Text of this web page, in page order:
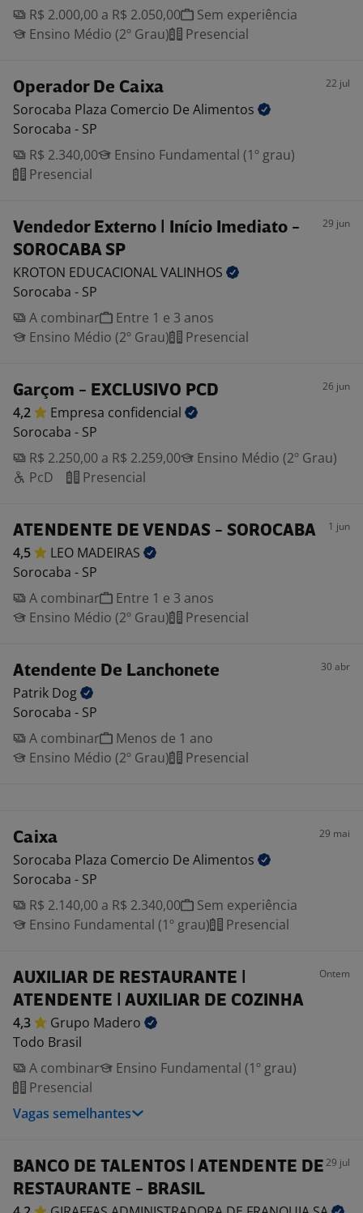
R$ 2.000,00 a R$ 2.050,00
Sem experiência
Ensino Médio (2º Grau)
Presencial
Operador De Caixa 22 jul
Sorocaba Plaza Comercio De Alimentos
Sorocaba - SP
R$ 2.340,00
Ensino Fundamental (1º grau)
Presencial
Vendedor Externo | Início Imediato -
SOROCABA SP
29 jun
KROTON EDUCACIONALVALINHOS
Sorocaba - SP
A combinar
Entre 1 e 3 anos
Ensino Médio (2º Grau)
Presencial
Garçom - EXCLUSIVO PCD 26 jun
4,2 Empresa confidencial
Sorocaba - SP
R$ 2.250,00 a R$ 2.259,00
Ensino Médio (2º Grau)
PcD
Presencial
ATENDENTE DE VENDAS - SOROCABA 1 jun
4,5 LEO MADEIRAS
Sorocaba - SP
A combinar
Entre 1 e 3 anos
Ensino Médio (2º Grau)
Presencial
Atendente De Lanchonete 30 abr
Patrik Dog
Sorocaba - SP
A combinar
Menos de 1 ano
Ensino Médio (2º Grau)
Presencial
Caixa 29 mai
Sorocaba Plaza Comercio De Alimentos
Sorocaba - SP
R$ 2.140,00 a R$ 2.340,00
Sem experiência
Ensino Fundamental (1º grau)
Presencial
AUXILIAR DE RESTAURANTE |
ATENDENTE | AUXILIAR DE COZINHA
Ontem
4,3 Grupo Madero
Todo Brasil
A combinar
Ensino Fundamental (1º grau)
Presencial
Vagas semelhantes
BANCO DE TALENTOS | ATENDENTE DE
RESTAURANTE - BRASIL
29 jul